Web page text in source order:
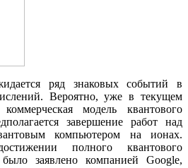
ряд знаковых событий в
Вероятно, уже в текущем
модель квантового
завершение работ над
компьютером на ионах.
полного квантового
было заявлено компанией Google,